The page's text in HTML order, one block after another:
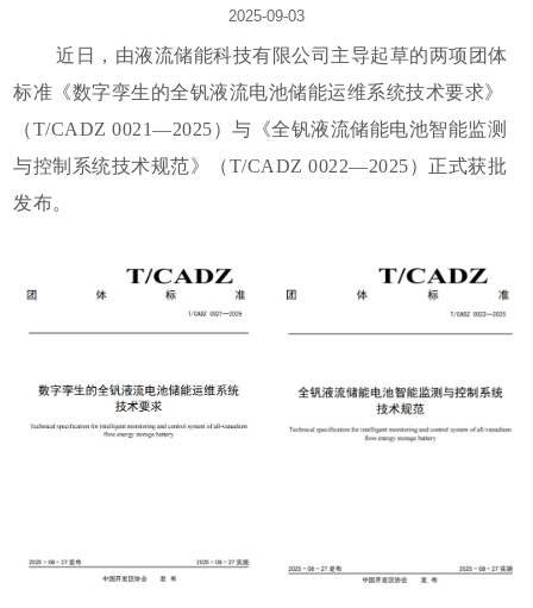
2025-09-03
近日，由液流储能科技有限公司主导起草的两项团体
标准《数字孪生的全钒液流电池储能运维系统技术要求》
（T/CADZ 0021—2025）与《全钒液流储能电池智能监测
与控制系统技术规范》（T/CADZ 0022—2025）正式获批
发布。